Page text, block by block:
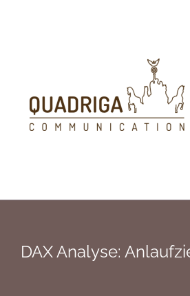
DAX Analyse: